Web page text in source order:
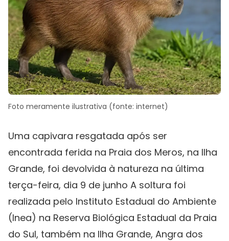
Foto meramente ilustrativa (fonte: internet)
Uma capivara resgatada após ser
encontrada ferida na Praia dos Meros, na Ilha
Grande, foi devolvida à natureza na última
terça-feira, dia 9 de junho A soltura foi
realizada pelo Instituto Estadual do Ambiente
(Inea) na Reserva Biológica Estadual da Praia
do Sul, também na Ilha Grande, Angra dos